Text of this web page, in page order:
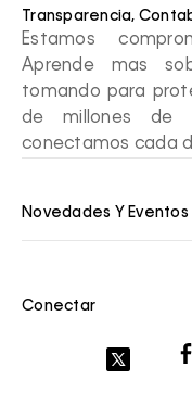
Transparencia,
Estamos
Aprende mas
tomando para
de millones de
conectamos cada
Novedades Y Eventos
Conectar